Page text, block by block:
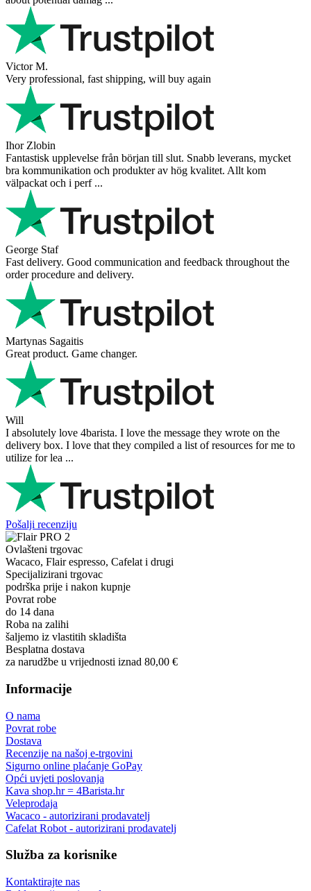
Victor M.
Very professional, fast shipping, will buy again
Ihor Zlobin
Fantastisk upplevelse från början till slut. Snabb leverans, mycket
bra kommunikation och produkter av hög kvalitet. Allt kom
välpackat och i perf ...
George Staf
Fast delivery. Good communication and feedback throughout the
order procedure and delivery.
Martynas Sagaitis
Great product. Game changer.
Will
I absolutely love 4barista. I love the message they wrote on the
delivery box. I love that they compiled a list of resources for me to
utilize for lea ...
Pošalji recenziju
Ovlašteni trgovac
Wacaco, Flair espresso, Cafelat i drugi
Specijalizirani trgovac
podrška prije i nakon kupnje
Povrat robe
do 14 dana
Roba na zalihi
šaljemo iz vlastitih skladišta
Besplatna dostava
za narudžbe u vrijednosti iznad 80,00 €
Informacije
O nama
Povrat robe
Dostava
Recenzije na našoj e-trgovini
Sigurno online plaćanje GoPay
Opći uvjeti poslovanja
Kava shop.hr = 4Barista.hr
Veleprodaja
Wacaco - autorizirani prodavatelj
Cafelat Robot - autorizirani prodavatelj
Služba za korisnike
Kontaktirajte nas